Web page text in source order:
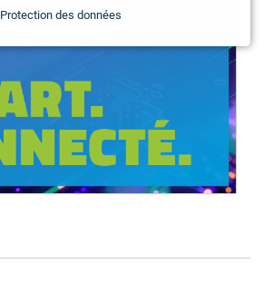
Protection des données